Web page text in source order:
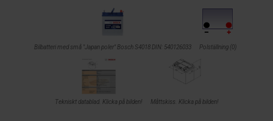
Bilbatteri med små "Japan poler" Bosch S4018 DIN: 540126033 Polställning (0)
Tekniskt datablad. Klicka på bilden! Måttskiss. Klicka på bilden!